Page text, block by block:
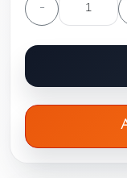
-